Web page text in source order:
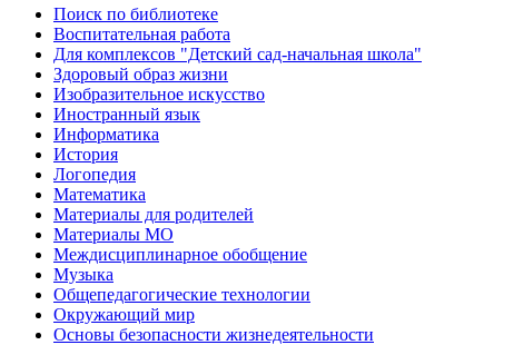
Поиск по библиотеке
Воспитательная работа
Для комплексов "Детский сад-начальная школа"
Здоровый образ жизни
Изобразительное искусство
Иностранный язык
Информатика
История
Логопедия
Математика
Материалы для родителей
Материалы МО
Междисциплинарное обобщение
Музыка
Общепедагогические технологии
Окружающий мир
Основы безопасности жизнедеятельности